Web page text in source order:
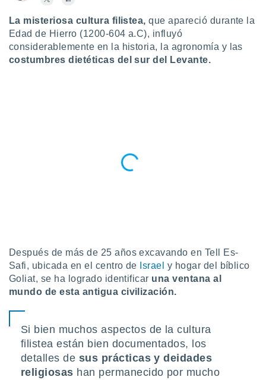
en
más
nuestra
aceptar
de
sitio
de que
La misteriosa cultura filistea, que apareció durante la
Edad de Hierro (1200-604 a.C), influyó
considerablemente en la historia, la agronomía y las
costumbres dietéticas del sur del Levante.
Después de más de 25 años excavando en Tell Es-
Safi, ubicada en el centro de Israel y hogar del bíblico
Goliat, se ha logrado identificar una ventana al
mundo de esta antigua civilización.
Si bien muchos aspectos de la cultura
filistea están bien documentados, los
detalles de sus prácticas y deidades
religiosas han permanecido por mucho